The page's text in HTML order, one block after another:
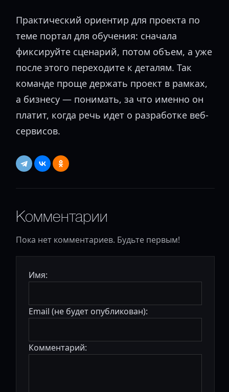
Практический ориентир для проекта по
теме портал для обучения: сначала
фиксируйте сценарий, потом объем, а уже
после этого переходите к деталям. Так
команде проще держать проект в рамках,
а бизнесу — понимать, за что именно он
платит, когда речь идет о разработке веб-
сервисов.
Комментарии
Пока нет комментариев. Будьте первым!
Имя:
Email (не будет опубликован):
Комментарий: